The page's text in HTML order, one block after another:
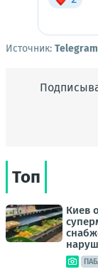
Источник:
Топ
Киев